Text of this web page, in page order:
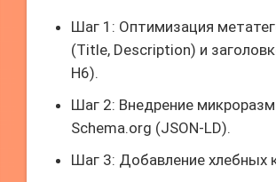
Шаг 1: Оптимизация
(Title, Description) и
H6).
Шаг 2: Внедрение
Schema.org (JSON-LD).
Шаг 3: Добавление хлебных